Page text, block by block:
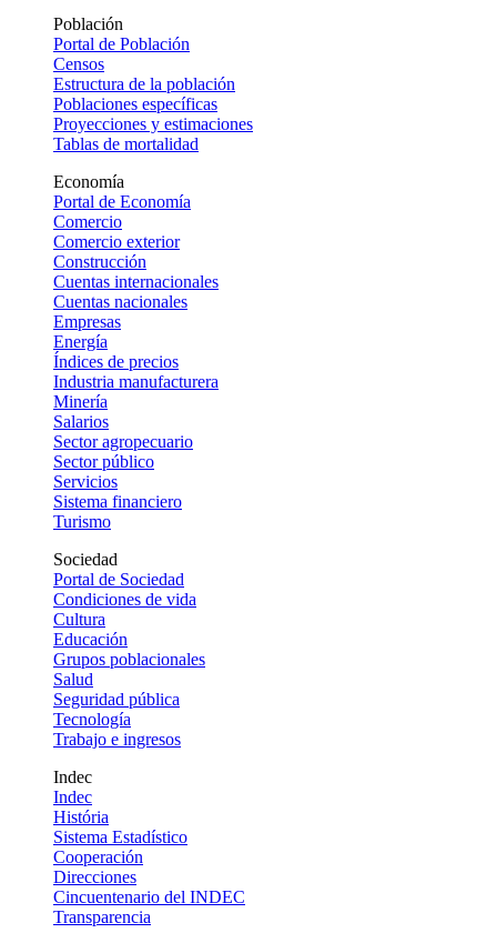
Población
Portal de Población
Censos
Estructura de la población
Poblaciones específicas
Proyecciones y estimaciones
Tablas de mortalidad
Economía
Portal de Economía
Comercio
Comercio exterior
Construcción
Cuentas internacionales
Cuentas nacionales
Empresas
Energía
Índices de precios
Industria manufacturera
Minería
Salarios
Sector agropecuario
Sector público
Servicios
Sistema financiero
Turismo
Sociedad
Portal de Sociedad
Condiciones de vida
Cultura
Educación
Grupos poblacionales
Salud
Seguridad pública
Tecnología
Trabajo e ingresos
Indec
Indec
História
Sistema Estadístico
Cooperación
Direcciones
Cincuentenario del INDEC
Transparencia